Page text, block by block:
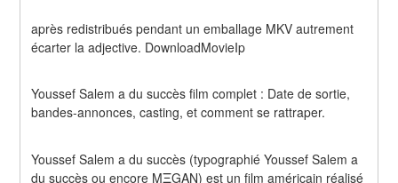
après redistribués pendant un emballage MKV autrement
écarter la adjective. DownloadMovieIp
Youssef Salem a du succès film complet : Date de sortie,
bandes-annonces, casting, et comment se rattraper.
Youssef Salem a du succès (typographié Youssef Salem a
du succès ou encore MΞGAN) est un film américain réalisé